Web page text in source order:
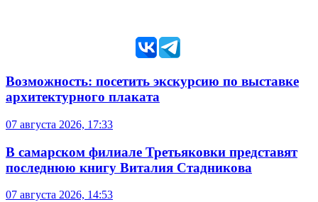
Возможность: посетить экскурсию по выставке
архитектурного плаката
07 августа 2026, 17:33
В самарском филиале Третьяковки представят
последнюю книгу Виталия Стадникова
07 августа 2026, 14:53